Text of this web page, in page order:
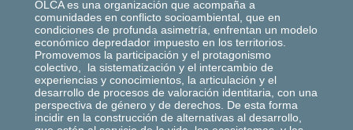
OLCA es una organización que acompaña a
comunidades en conflicto socioambiental, que en
condiciones de profunda asimetría, enfrentan un modelo
económico depredador impuesto en los territorios.
Promovemos la participación y el protagonismo
colectivo, la sistematización y el intercambio de
experiencias y conocimientos, la articulación y el
desarrollo de procesos de valoración identitaria, con una
perspectiva de género y de derechos. De esta forma
incidir en la construcción de alternativas al desarrollo,